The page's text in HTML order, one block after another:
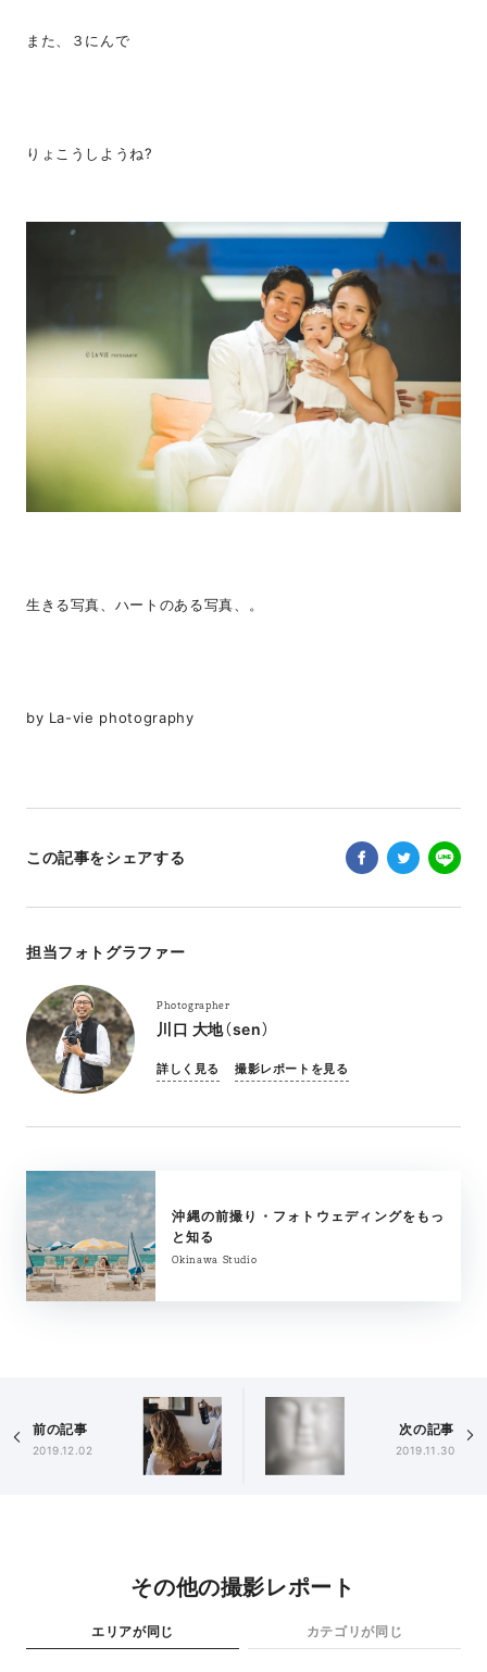
また、３にんで
りょこうしようね?
生きる写真、ハートのある写真、。
by La-vie photography
この記事をシェアする
担当フォトグラファー
Photographer
川口 大地（sen）
詳しく見る 撮影レポートを見る
沖縄の前撮り・フォトウェディングをもっ
と知る
Okinawa Studio
前の記事
2019.12.02
次の記事
2019.11.30
その他の撮影レポート
エリアが同じ カテゴリが同じ